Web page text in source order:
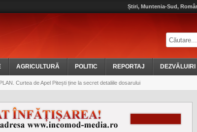
Știri, Muntenia-Sud,
AGRICULTURĂ POLITIC REPORTAJ DEZVĂLUIRI
Curtea de Apel Pitești ține la secret detaliile dosarului